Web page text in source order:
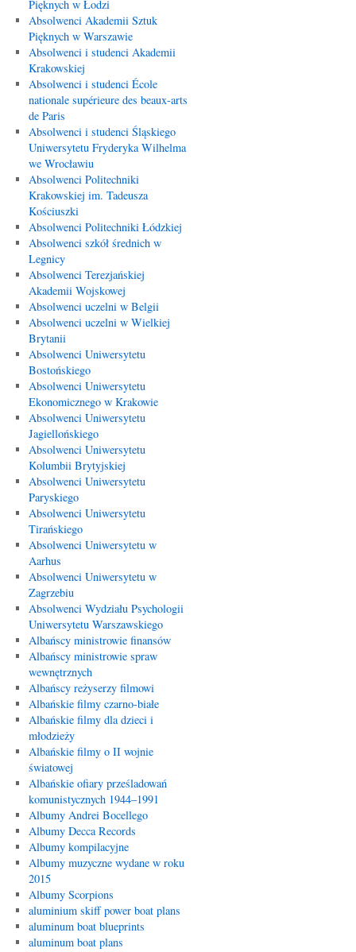
Pięknych w Łodzi
Absolwenci Akademii Sztuk
Pięknych w Warszawie
Absolwenci i studenci Akademii
Krakowskiej
Absolwenci i studenci École
nationale supérieure des beaux-arts
de Paris
Absolwenci i studenci Śląskiego
Uniwersytetu Fryderyka Wilhelma
we Wrocławiu
Absolwenci Politechniki
Krakowskiej im. Tadeusza
Kościuszki
Absolwenci Politechniki Łódzkiej
Absolwenci szkół średnich w
Legnicy
Absolwenci Terezjańskiej
Akademii Wojskowej
Absolwenci uczelni w Belgii
Absolwenci uczelni w Wielkiej
Brytanii
Absolwenci Uniwersytetu
Bostońskiego
Absolwenci Uniwersytetu
Ekonomicznego w Krakowie
Absolwenci Uniwersytetu
Jagiellońskiego
Absolwenci Uniwersytetu
Kolumbii Brytyjskiej
Absolwenci Uniwersytetu
Paryskiego
Absolwenci Uniwersytetu
Tirańskiego
Absolwenci Uniwersytetu w
Aarhus
Absolwenci Uniwersytetu w
Zagrzebiu
Absolwenci Wydziału Psychologii
Uniwersytetu Warszawskiego
Albańscy ministrowie finansów
Albańscy ministrowie spraw
wewnętrznych
Albańscy reżyserzy filmowi
Albańskie filmy czarno-białe
Albańskie filmy dla dzieci i
młodzieży
Albańskie filmy o II wojnie
światowej
Albańskie ofiary prześladowań
komunistycznych 1944–1991
Albumy Andrei Bocellego
Albumy Decca Records
Albumy kompilacyjne
Albumy muzyczne wydane w roku
2015
Albumy Scorpions
aluminium skiff power boat plans
aluminum boat blueprints
aluminum boat plans